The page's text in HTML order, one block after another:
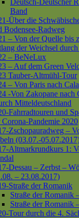
Band
Über die
Bodensee-Radweg
– Von der Quelle bis
der Weichsel
– BeNeLux
– Auf dem Green
Tauber-Altmühl-Tour
– Von Paris nach
-Von Zakopane nach
Mitteldeutschland
Fahrradtouren und
Corona-Pandemie 2020
Zschopauradweg –
(03.07.-
Altmarkrundkurs 1:
Dessau – Zerbst –
– 23.08.2017)
Straße der Romanik
Straße der Romanik
Straße der Romanik
Tour durch die 4.